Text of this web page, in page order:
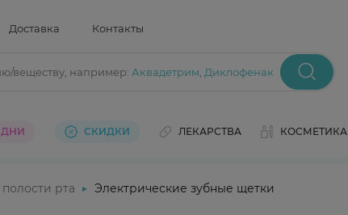
Доставка Контакты
веществу, например: Аквадетрим Диклофенак
ДНИ СКИДКИ ЛЕКАРСТВА КОСМЕТИКА
рта Электрические зубные щетки